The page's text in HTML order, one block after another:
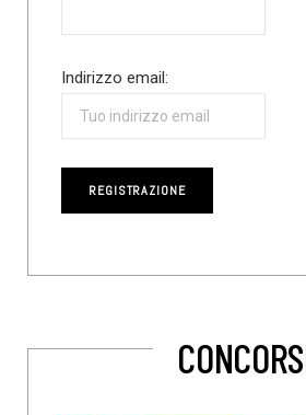
Indirizzo email: